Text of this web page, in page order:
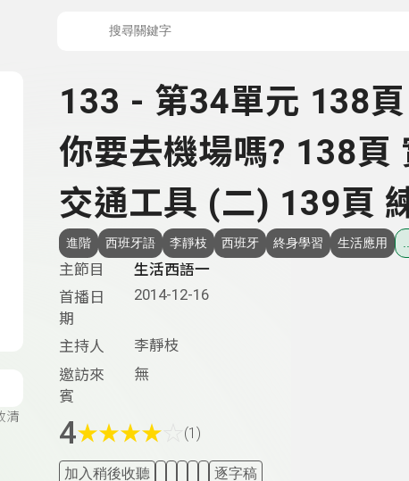
清
133 - 第34單元 138頁
你要去機場嗎? 138頁
交通工具 (二) 139頁
進階 西班牙語 李靜枝 西班牙 終身學習 生活應用
主節目
生活西語一
首播日
期
2014-12-16
主持人
李靜枝
邀訪來
賓
無
4★★★★ (1)
加入稍後收聽 逐字稿